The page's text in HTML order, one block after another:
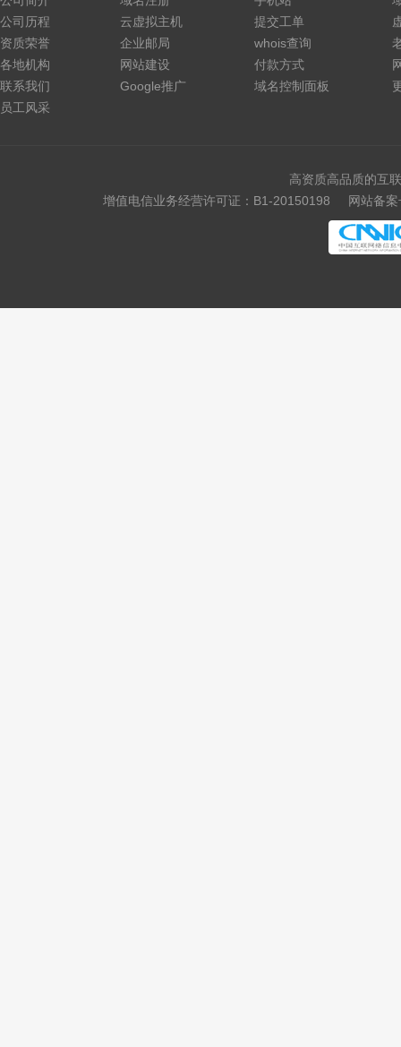
公司历程
资质荣誉
各地机构
联系我们
员工风采
云虚拟主机
企业邮局
网站建设
Google推广
提交工单
whois查询
付款方式
域名控制面板
高资质高品质的互
增值电信业务经营许可证：B1-20150198
网站备